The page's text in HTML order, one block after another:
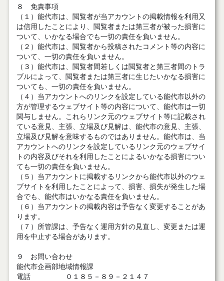
８ 免責事項
（１）能代市は、閲覧者が当アカウントの掲載情報を利用又
は信用したことにより、閲覧者または第三者が被った損害に
ついて、いかなる場合でも一切の責任を負いません。
（２）能代市は、閲覧者から投稿されたコメント等の内容に
ついて、一切の責任を負いません。
（３）能代市は、閲覧者間若しくは閲覧者と第三者間のトラ
ブルによって、閲覧者または第三者に生じたいかなる損害に
ついても、一切の責任を負いません。
（４）当アカウントへのリンクを設定している能代市以外の
方が管理するウェブサイト等の内容について、能代市は一切
関与しません。これらリンク元のウェブサイト等に記載され
ている意見、主張、立場及び見解は、能代市の意見、主張、
立場及び見解を意味するものではありません。能代市は、当
アカウントへのリンクを設定しているリンク元のウェブサイ
トの内容及びそれを利用したことによるいかなる損害につい
ても一切の責任を負いません。
（５）当アカウントに掲載するリンクから能代市以外のウェ
ブサイトを利用したことによって、損害、損失が発生した場
合でも、能代市はいかなる責任を負いません。
（６）当アカウントの掲載内容は予告なく変更することがあ
ります。
（７）所管課は、予告なく運用方針の見直し、変更または運
用を中止する場合があります。
９ お問い合わせ
能代市企画部地域情報課
電話 ０１８５－８９－２１４７